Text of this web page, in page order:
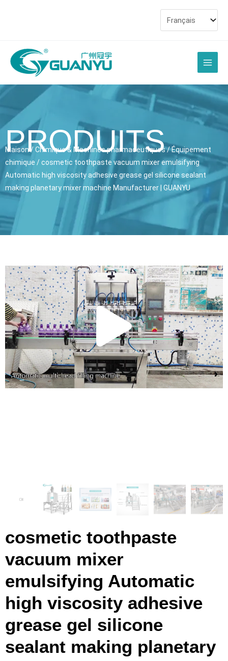
Menu
PRODUITS
Maison /Chimique & Machines pharmaceutiques/Équipement
chimique /cosmetic toothpaste vacuum mixer emulsifying
Automatic high viscosity adhesive grease gel silicone sealant
making planetary mixer machine Manufacturer | GUANYU
Lire
la
cosmetic toothpaste
vacuum mixer
emulsifying Automatic
high viscosity adhesive
grease gel silicone
sealant making planetary